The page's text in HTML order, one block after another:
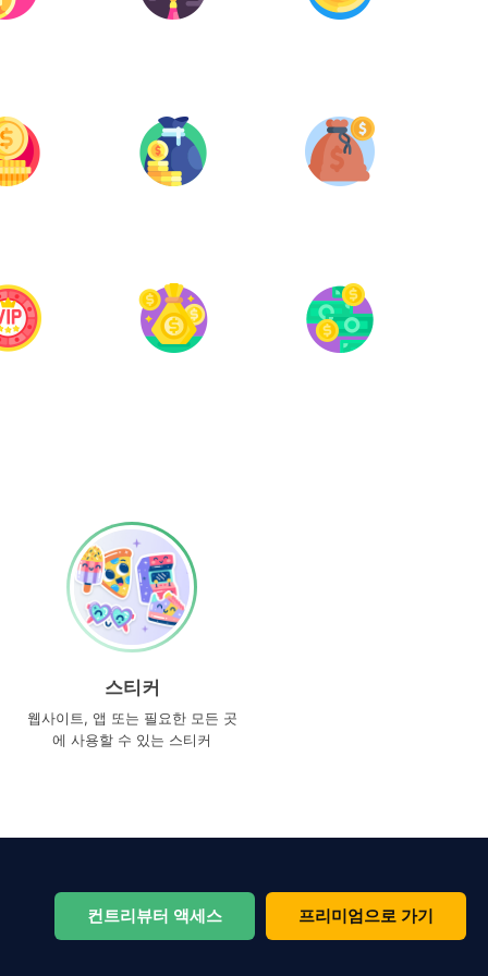
스티커
웹사이트, 앱 또는 필요한 모든 곳
에 사용할 수 있는 스티커
컨트리뷰터 액세스 프리미엄으로 가기